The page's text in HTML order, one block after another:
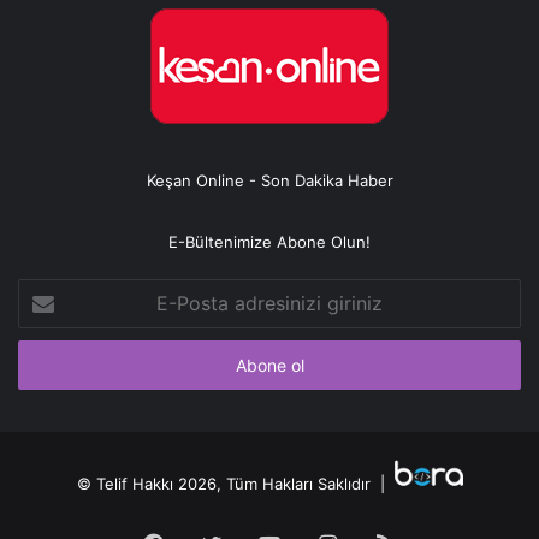
Keşan Online - Son Dakika Haber
E-Bültenimize Abone Olun!
Posta
adresinizi
© Telif Hakkı 2026, Tüm Hakları Saklıdır |